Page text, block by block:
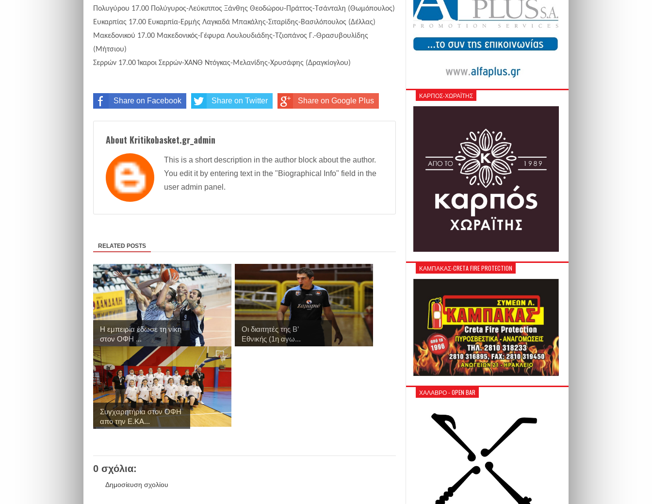
Πολυγύρου 17.00 Πολύγυρος-Λεύκιππος Ξάνθης Θεοδώρου-Πράττος-Τσάνταλη (Θωμόπουλος)
Ευκαρπίας 17.00 Ευκαρπία-Ερμής Λαγκαδά Μπακάλης-Σιταρίδης-Βασιλόπουλος (Δέλλας)
Μακεδονικού 17.00 Μακεδονικός-Γέφυρα Λουλουδιάδης-Τζιοπάνος Γ.-Θρασυβουλίδης
(Μήτσιου)
Σερρών 17.00 Ίκαροι Σερρών-ΧΑΝΘ Ντόγκας-Μελανίδης-Χρυσάφης (Δραγκίογλου)
Share on Facebook Share on Twitter Share on Google Plus
About Kritikobasket.gr_admin
This is a short description in the author block about the author.
You edit it by entering text in the "Biographical Info" field in the
user admin panel.
RELATED POSTS
Η εμπειρία έδωσε τη νίκη
στον ΟΦΗ ...
Οι διαιτητές της Β’
Εθνικής (1η αγω...
Συγχαρητήρια στον ΟΦΗ
απο την Ε.ΚΑ...
0 σχόλια:
Δημοσίευση σχολίου
ΚΑΡΠΟΣ-ΧΩΡΑΪΤΗΣ
ΚΑΜΠΑΚΑΣ-CRETA FIRE PROTECTION
ΧΑΛΑΒΡΟ - OPEN BAR